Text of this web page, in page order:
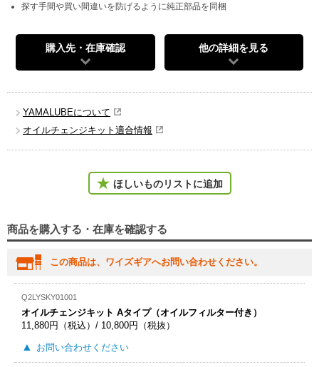
探す手間や買い間違いを防げるように純正部品を同梱
購入先・在庫確認 他の詳細を見る
YAMALUBEについて
オイルチェンジキット適合情報
ほしいものリストに追加
商品を購入する・在庫を確認する
この商品は、ワイズギアへお問い合わせください。
Q2LYSKY01001
オイルチェンジキット Aタイプ（オイルフィルター付き）
11,880円（税込）/ 10,800円（税抜）
お問い合わせください